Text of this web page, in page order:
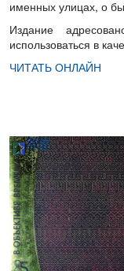
именных улицах, о
Издание
использоваться в
ЧИТАТЬ ОНЛАЙН